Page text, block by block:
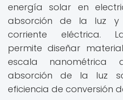
energía solar en
absorción de la luz y
corriente eléctrica.
permite diseñar
escala nanométrica
absorción de la luz
eficiencia de conversión